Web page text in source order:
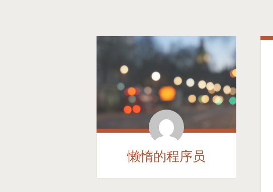
懒惰的程序员